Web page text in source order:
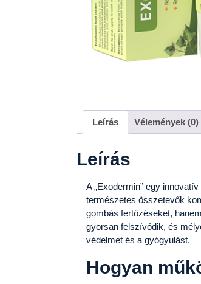
Leírás Vélemények (0)
Leírás
A „Exodermin” egy
természetes összetevők
gombás fertőzéseket,
gyorsan felszívódik, és
védelmet és a gyógyulást.
Hogyan